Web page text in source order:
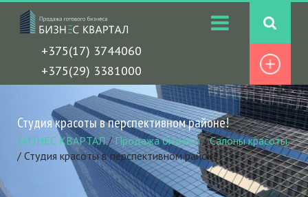
+375(17) 3744060
+375(29) 3381000
Студия красоты в перспективном районе!
БИЗНЕС КВАРТАЛ/Продажа бизнеса/Салоны красоты
/ Студия красоты в перспективном районе!